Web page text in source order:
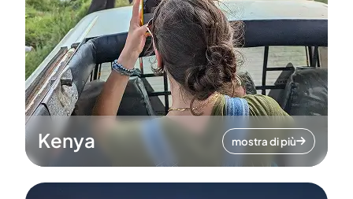
Kenya mostra di più